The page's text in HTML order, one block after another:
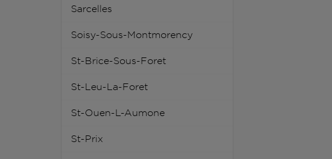
Sarcelles
Soisy-Sous-Montmorency
St-Brice-Sous-Foret
St-Leu-La-Foret
St-Ouen-L-Aumone
St-Prix